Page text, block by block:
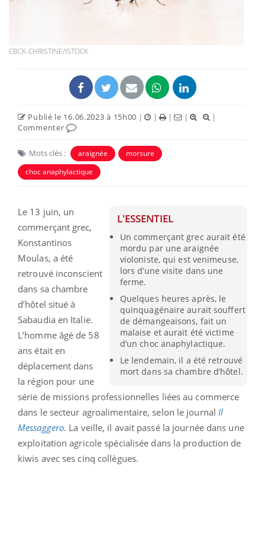
CBCK-CHRISTINE/ISTOCK
Publié le 16.06.2023 à 15h00 | | | |
|
Commenter
Mots clés : araignée
morsure
choc anaphylactique
L'ESSENTIEL
Un commerçant grec aurait été
mordu par une araignée
violoniste, qui est venimeuse,
lors d’une visite dans une
ferme.
Quelques heures après, le
quinquagénaire aurait souffert
de démangeaisons, fait un
malaise et aurait été victime
d’un choc anaphylactique.
Le lendemain, il a été retrouvé
mort dans sa chambre d’hôtel.
Le 13 juin, un
commerçant grec,
Konstantinos
Moulas, a été
retrouvé inconscient
dans sa chambre
d’hôtel situé à
Sabaudia en Italie.
L’homme âgé de 58
ans était en
déplacement dans
la région pour une
série de missions professionnelles liées au commerce
dans le secteur agroalimentaire, selon le journal Il
Messaggero. La veille, il avait passé la journée dans une
exploitation agricole spécialisée dans la production de
kiwis avec ses cinq collègues.